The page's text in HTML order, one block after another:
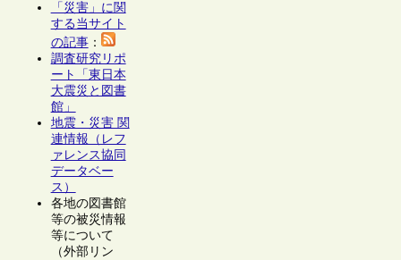
「災害」に関
する当サイト
の記事：
調査研究リポ
ート「東日本
大震災と図書
館」
地震・災害 関
連情報（レフ
ァレンス協同
データベー
ス）
各地の図書館
等の被災情報
等について
（外部リン